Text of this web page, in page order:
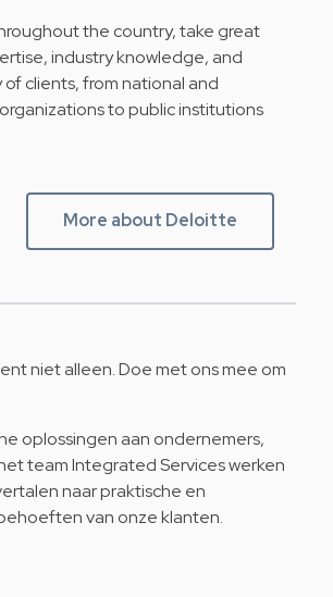
the country, take great
industry knowledge, and
clients, from national and
to public institutions
More about Deloitte
niet alleen. Doe met ons mee om
oplossingen aan ondernemers,
team Integrated Services werken
naar praktische en
van onze klanten.